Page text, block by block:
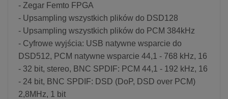
- Zegar Femto FPGA
- Upsampling wszystkich plików do DSD128
- Upsampling wszystkich plików do PCM 384kHz
- Cyfrowe wyjścia: USB natywne wsparcie do
DSD512, PCM natywne wsparcie 44,1 - 768 kHz, 16
- 32 bit, stereo, BNC SPDIF: PCM 44,1 - 192 kHz, 16
- 24 bit, BNC SPDIF: DSD (DoP, DSD over PCM)
2,8MHz, 1 bit